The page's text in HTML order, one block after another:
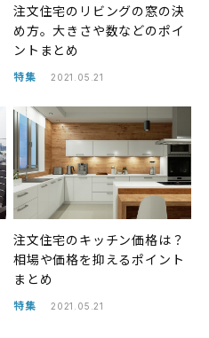
注文住宅のリビングの窓の決
め方。大きさや数などのポイ
ントまとめ
特集 2021.05.21
注文住宅のキッチン価格は？
相場や価格を抑えるポイント
まとめ
特集 2021.05.21